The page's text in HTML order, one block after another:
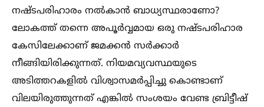
നഷ്ടപരിഹാരം നല്‍കാൻ ബാധ്യസ്ഥരാണോ?
ലോകത്ത് തന്നെ അപൂർവ്വമായ ഒരു നഷ്ടപരിഹാര
കേസിലേക്കാണ് ജമക്കൻ സർക്കാർ
നീങ്ങിയിരിക്കുന്നത്. നിയമവ്യവസ്ഥയുടെ
അടിത്തറകളില്‍ വിശ്വാസമർപ്പിച്ചു കൊണ്ടാണ്
വിലയിരുത്തുന്നത് എങ്കില്‍ സംശയം വേണ്ട ബ്രിട്ടീഷ്